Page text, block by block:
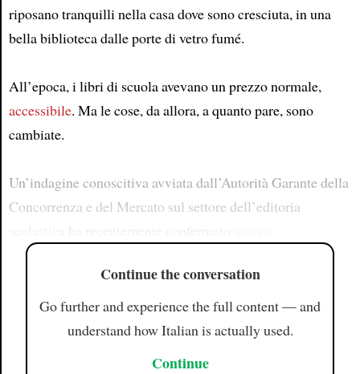
riposano tranquilli nella casa dove sono cresciuta, in una
bella biblioteca dalle porte di vetro fumé.
All’epoca, i libri di scuola avevano un prezzo normale,
accessibile. Ma le cose, da allora, a quanto pare, sono
cambiate.
Un’indagine conoscitiva avviata dall’Autorità Garante della
Concorrenza e del Mercato sul settore dell’editoria
Continue the conversation
Go further and experience the full content — and
understand how Italian is actually used.
Continue